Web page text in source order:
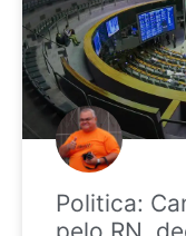
Politica: